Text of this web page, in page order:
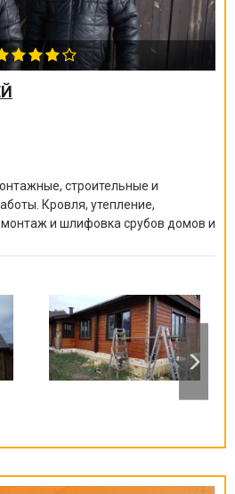
строительные и
Кровля, утепление,
и шлифовка срубов домов и